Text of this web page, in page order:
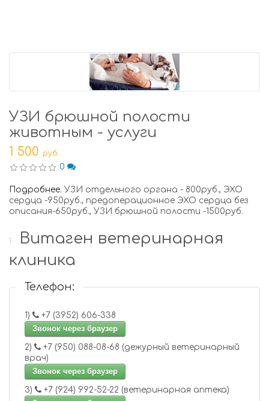
УЗИ брюшной полости
животным - услуги
1 500 руб.
0
Подробнее. УЗИ отдельного органа - 800руб., ЭХО
сердца -950руб., предоперационное ЭХО сердца без
описания-650руб., УЗИ брюшной полости -1500руб.
1
Витаген ветеринарная
клиника
Телефон:
1)
+7 (3952) 606-338
Звонок через браузер
2)
врач)
Звонок через браузер
3)
+7 (924) 992-52-22 (ветеринарная аптека)